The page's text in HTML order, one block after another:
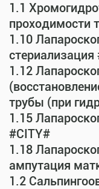
1.1
проходимости
1.10
стериализация
1.12
трубы (при
1.15
#CITY#
1.18
ампутация
1.2